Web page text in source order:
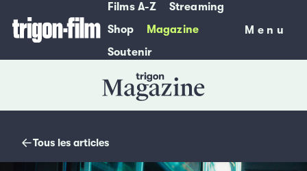
Films A-Z
Streaming
Shop
Magazine
Soutenir
Menu
Menu
Magazine
Tous les articles